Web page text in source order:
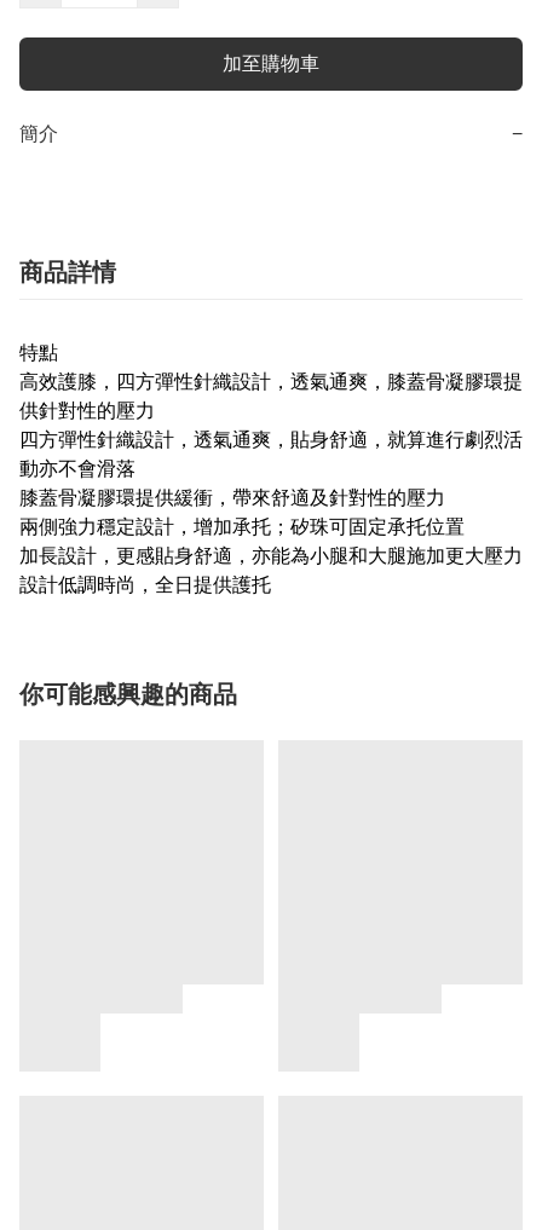
加至購物車
簡介 −
商品詳情
特點
高效護膝，四方彈性針織設計，透氣通爽，膝蓋骨凝膠環提
供針對性的壓力
四方彈性針織設計，透氣通爽，貼身舒適，就算進行劇烈活
動亦不會滑落
膝蓋骨凝膠環提供緩衝，帶來舒適及針對性的壓力
兩側強力穩定設計，增加承托；矽珠可固定承托位置
加長設計，更感貼身舒適，亦能為小腿和大腿施加更大壓力
設計低調時尚，全日提供護托
你可能感興趣的商品